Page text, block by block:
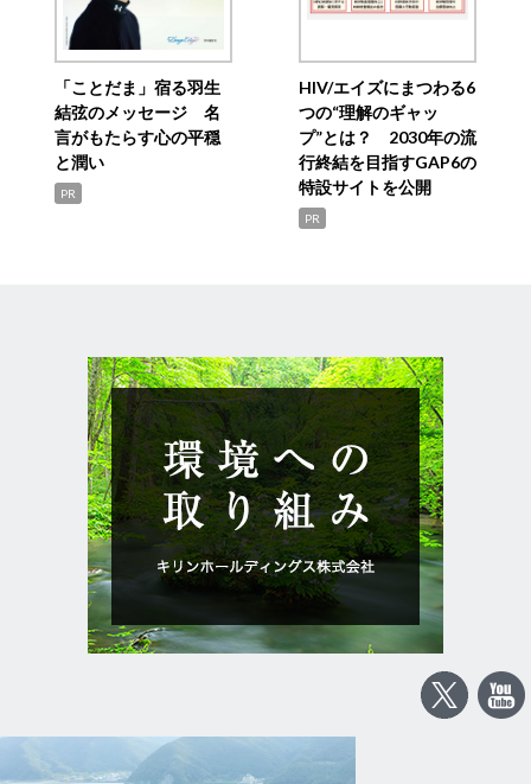
「ことだま」宿る羽生
結弦のメッセージ 名
言がもたらす心の平穏
と潤い
PR
HIV/エイズにまつわる6
つの“理解のギャッ
プ”とは？ 2030年の流
行終結を目指すGAP6の
特設サイトを公開
PR